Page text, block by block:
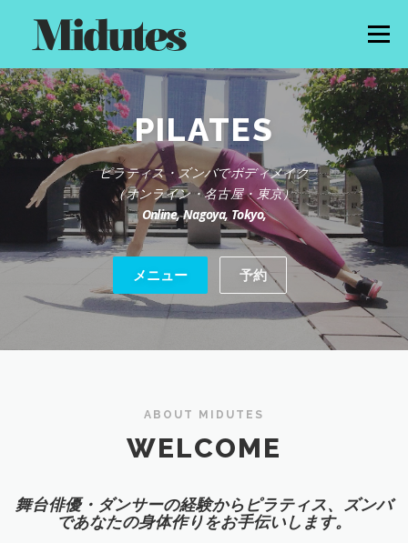
ツ
へ
ス
キ
ッ
メニュー
HOME PROFILE MENU NEWS
GALLERY CONTACT
PILATES
ピラティス・ズンバでボディメイク
（オンライン・名古屋・東京）
Online, Nagoya, Tokyo,
メニュー 予約
ABOUT MIDUTES
WELCOME
舞台俳優・ダンサーの経験から ピラティス、ズンバ
であなたの身体作りをお手伝いします。